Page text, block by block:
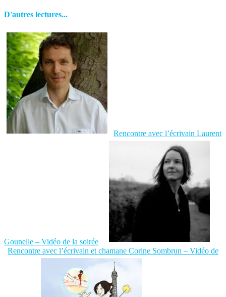
D'autres lectures...
Rencontre avec l’écrivain Laurent
Gounelle – Vidéo de la soirée
Rencontre avec l’écrivain et chamane Corine Sombrun – Vidéo de